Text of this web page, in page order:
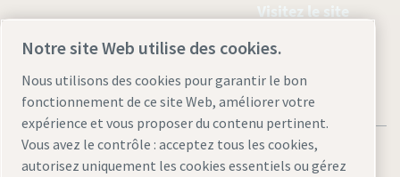
Visitez le site
Notre site Web utilise des cookies.
Nous utilisons des cookies pour garantir le bon
fonctionnement de ce site Web, améliorer votre
expérience et vous proposer du contenu pertinent.
Vous avez le contrôle : acceptez tous les cookies,
autorisez uniquement les cookies essentiels ou gérez